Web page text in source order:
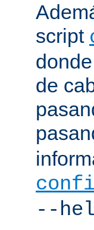
script
de
--